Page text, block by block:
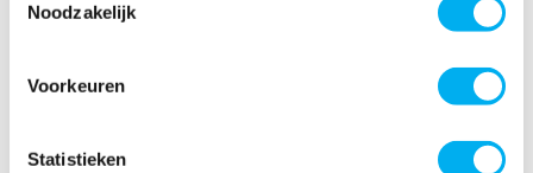
Noodzakelijk
Voorkeuren
Statistieken